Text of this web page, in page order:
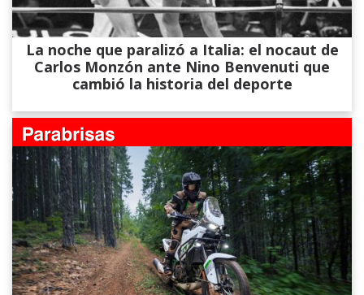
La noche que paralizó a Italia: el nocaut de
Carlos Monzón ante Nino Benvenuti que
cambió la historia del deporte